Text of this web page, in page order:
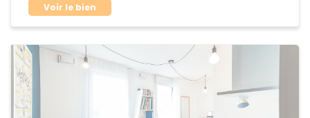
Voir le bien